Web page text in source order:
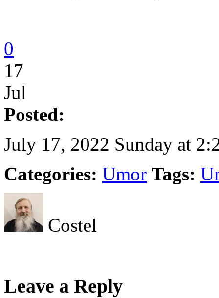
0
17
Jul
Posted:
July 17, 2022 Sunday at
Categories: Umor Tags:
Costel
Leave a Reply